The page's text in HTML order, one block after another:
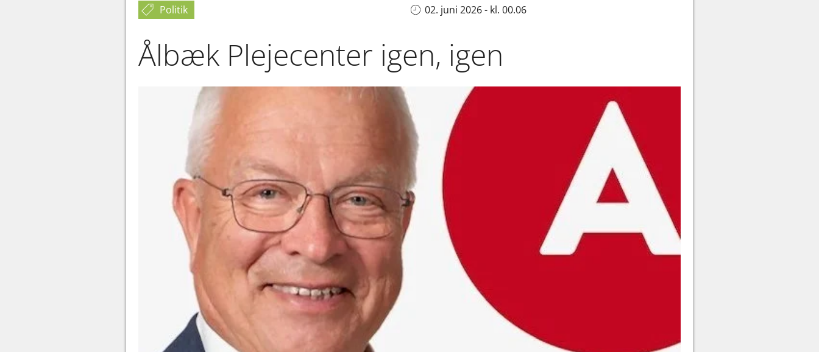
Politik 02. juni 2026 - kl. 00.06
Ålbæk Plejecenter igen, igen